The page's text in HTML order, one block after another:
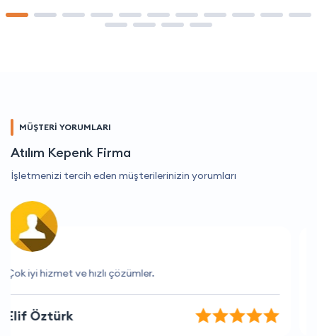
MÜŞTERİ YORUMLARI
Atılım Kepenk Firma
İşletmenizi tercih eden müşterilerinizin yorumları
Kesinlikle memnun kaldım.
Barış Sancar